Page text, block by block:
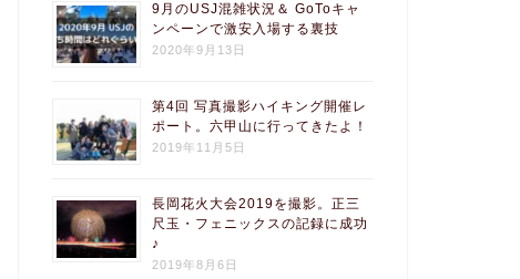
9月のUSJ混雑状況＆ GoToキャ
ンペーンで激安入場する裏技
2020年9月13日
第4回 写真撮影ハイキング開催レ
ポート。六甲山に行ってきたよ！
2019年11月5日
長岡花火大会2019を撮影。正三
尺玉・フェニックスの記録に成功
♪
2019年8月6日